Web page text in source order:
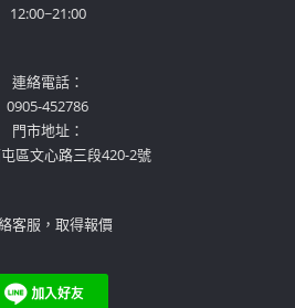
12:00~21:00
連絡電話：
0905-452786
門市地址：
區文心路三段420-2號
客服，取得報價